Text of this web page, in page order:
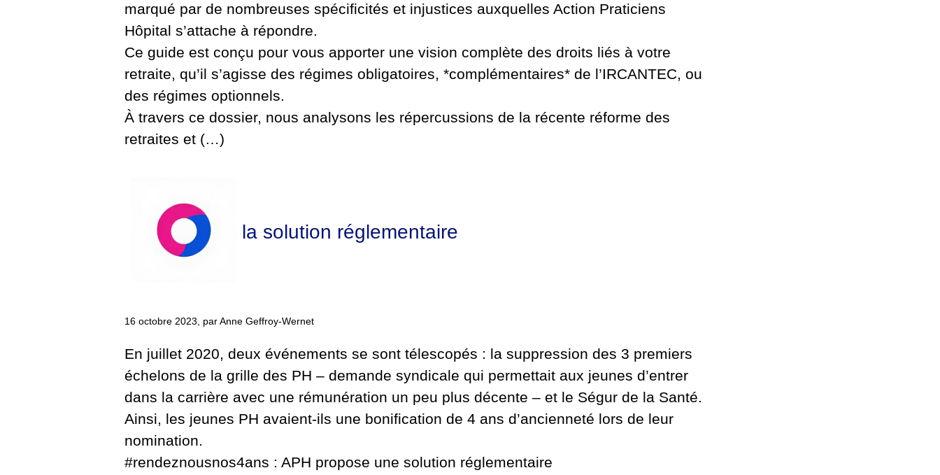
marqué par de nombreuses spécificités et injustices auxquelles Action Praticiens
Hôpital s’attache à répondre.
Ce guide est conçu pour vous apporter une vision complète des droits liés à votre
retraite, qu’il s’agisse des régimes obligatoires, *complémentaires* de l’IRCANTEC, ou
des régimes optionnels.
À travers ce dossier, nous analysons les répercussions de la récente réforme des
retraites et (…)
la solution réglementaire
16 octobre 2023, par Anne Geffroy-Wernet
En juillet 2020, deux événements se sont télescopés : la suppression des 3 premiers
échelons de la grille des PH – demande syndicale qui permettait aux jeunes d’entrer
dans la carrière avec une rémunération un peu plus décente – et le Ségur de la Santé.
Ainsi, les jeunes PH avaient-ils une bonification de 4 ans d’ancienneté lors de leur
nomination.
#rendeznousnos4ans : APH propose une solution réglementaire